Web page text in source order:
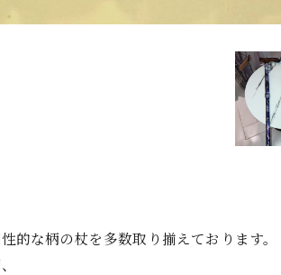
的な柄の杖を多数取り揃えております。